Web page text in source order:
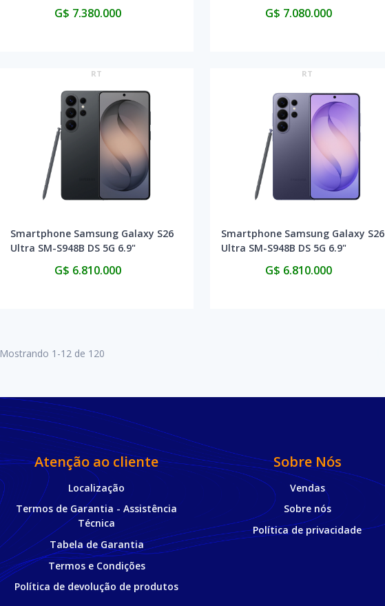
G$ 7.380.000 G$ 7.080.000
RT
Smartphone Samsung Galaxy S26
Ultra SM-S948B DS 5G 6.9"
G$ 6.810.000
RT
Smartphone Samsung Galaxy S26
Ultra SM-S948B DS 5G 6.9"
G$ 6.810.000
Mostrando 1 -12 de 120
Atenção ao cliente
Localização
Termos de Garantia - Assistência
Técnica
Tabela de Garantia
Termos e Condições
Política de devolução de produtos
Sobre Nós
Vendas
Sobre nós
Política de privacidade